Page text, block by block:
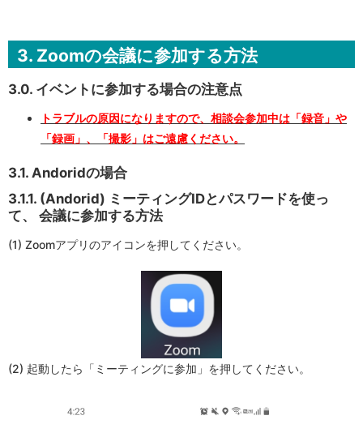
3. Zoomの会議に参加する方法
3.0. イベントに参加する場合の注意点
トラブルの原因になりますので、相談会参加中は「録音」や
「録画」、「撮影」はご遠慮ください。
3.1. Andoridの場合
3.1.1. (Andorid) ミーティングIDとパスワードを使っ
て、 会議に参加する方法
(1) Zoomアプリのアイコンを押してください。
(2) 起動したら「ミーティングに参加」を押してください。